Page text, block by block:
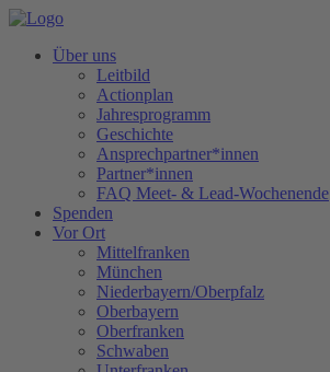
Über uns
Leitbild
Actionplan
Jahresprogramm
Geschichte
Ansprechpartner*innen
Partner*innen
FAQ Meet- & Lead-Wochenende
Spenden
Vor Ort
Mittelfranken
München
Niederbayern/Oberpfalz
Oberbayern
Oberfranken
Schwaben